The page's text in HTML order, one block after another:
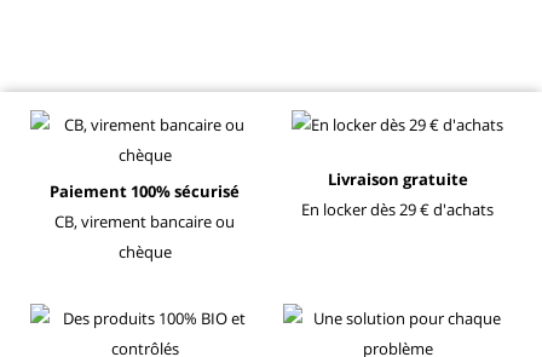
Paiement 100% sécurisé
CB, virement bancaire ou
chèque
Livraison gratuite
En locker dès 29 € d'achats